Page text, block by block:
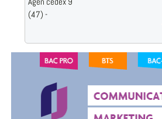
(47) -